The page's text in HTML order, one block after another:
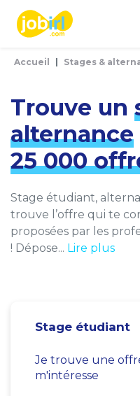
Accueil Stages &
Trouve un
alternance
25 000
Stage étudiant,
trouve l’offre qui te
proposées par les
! Dépose... Lire plus
Stage étudiant
Je trouve une
m'intéresse
Panneau de gestion des